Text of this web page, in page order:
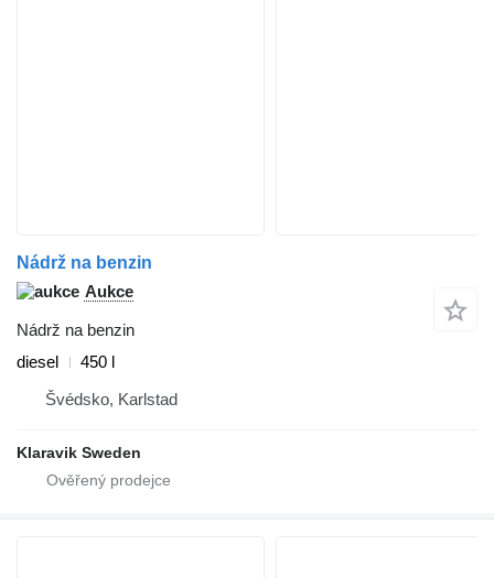
Nádrž na benzin
Aukce
Nádrž na benzin
diesel
450 l
Švédsko, Karlstad
Klaravik Sweden